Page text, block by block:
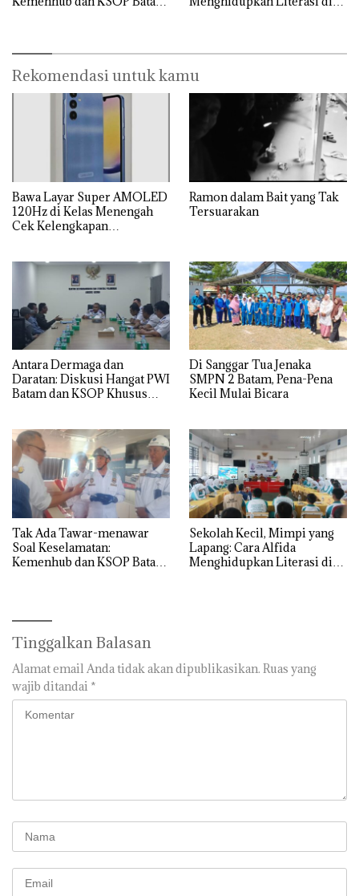
Rekomendasi untuk kamu
Bawa Layar Super AMOLED
120Hz di Kelas Menengah
Cek Kelengkapan
Ramon dalam Bait yang Tak
Tersuarakan
Antara Dermaga dan
Daratan: Diskusi Hangat PWI
Batam dan KSOP Khusus
Di Sanggar Tua Jenaka
SMPN 2 Batam, Pena-Pena
Kecil Mulai Bicara
Tak Ada Tawar-menawar
Soal Keselamatan:
Kemenhub dan KSOP Batam
Sekolah Kecil, Mimpi yang
Lapang: Cara Alfida
Menghidupkan Literasi di
Tinggalkan Balasan
Alamat email Anda tidak akan dipublikasikan. Ruas yang
wajib ditandai *